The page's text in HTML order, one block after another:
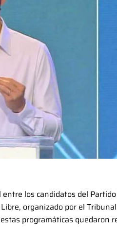
los candidatos del
organizado por el
programáticas quedaron